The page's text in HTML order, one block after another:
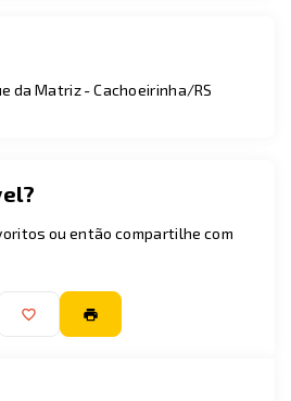
da Matriz - Cachoeirinha/RS
ou então compartilhe com